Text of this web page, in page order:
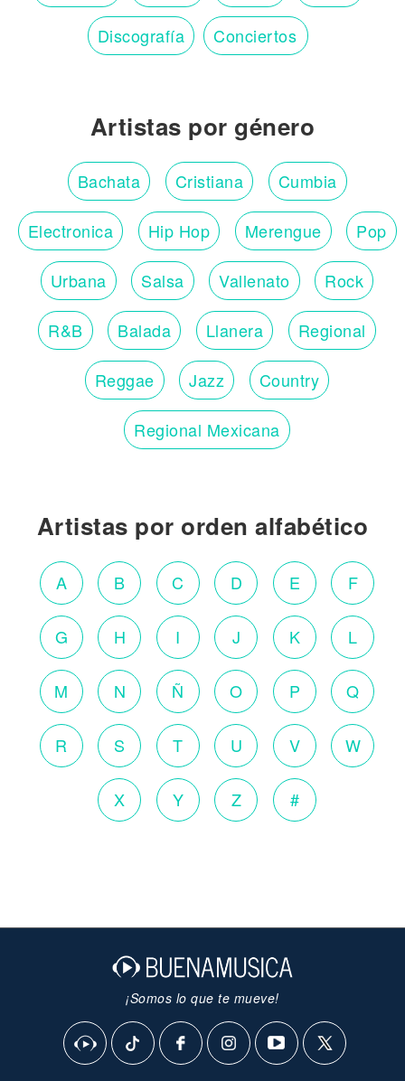
Discografía Conciertos
Artistas por género
Bachata Cristiana Cumbia
Electronica Hip Hop Merengue Pop
Urbana Salsa Vallenato Rock
R&B Balada Llanera Regional
Reggae Jazz Country
Regional Mexicana
Artistas por orden alfabético
A B C D E F
G H I J K L
M N Ñ O P Q
R S T U V W
X Y Z #
¡Somos lo que te mueve!